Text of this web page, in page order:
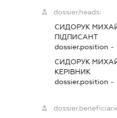
dossier.heads:
СИДОРУК
ПІДПИСАНТ
dossier.position -
СИДОРУК
КЕРІВНИК
dossier.position -